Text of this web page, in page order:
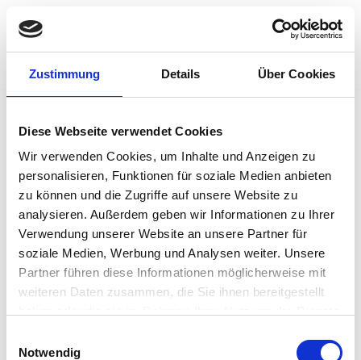
Zustimmung Details Über Cookies
Diese Webseite verwendet Cookies
Wir verwenden Cookies, um Inhalte und Anzeigen zu
personalisieren, Funktionen für soziale Medien anbieten
zu können und die Zugriffe auf unsere Website zu
analysieren. Außerdem geben wir Informationen zu Ihrer
Verwendung unserer Website an unsere Partner für
soziale Medien, Werbung und Analysen weiter. Unsere
Partner führen diese Informationen möglicherweise mit
weiteren Daten zusammen, die Sie ihnen bereitgestellt
Notwendig
Inhalt
Münchner Quintenzirkel e.V.
Mitschnitt Konzert
2023-05